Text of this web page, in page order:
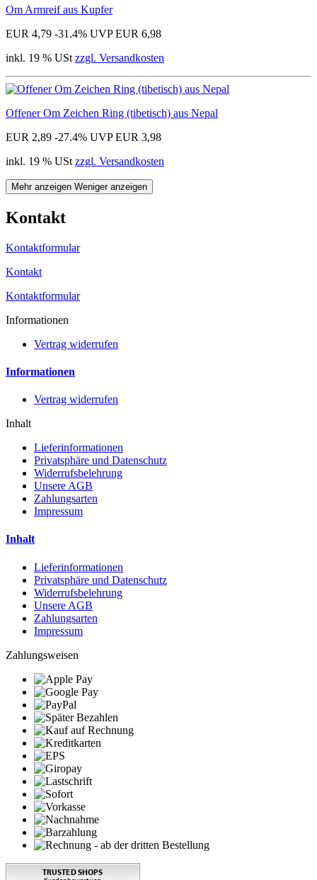
Om Armreif aus Kupfer
EUR 4,79 -31.4% UVP EUR 6,98
inkl. 19 % USt zzgl. Versandkosten
Offener Om Zeichen Ring (tibetisch) aus Nepal
EUR 2,89 -27.4% UVP EUR 3,98
inkl. 19 % USt zzgl. Versandkosten
Mehr anzeigen Weniger anzeigen
Kontakt
Kontaktformular
Kontakt
Kontaktformular
Informationen
Vertrag widerrufen
Informationen
Vertrag widerrufen
Inhalt
Lieferinformationen
Privatsphäre und Datenschutz
Widerrufsbelehrung
Unsere AGB
Zahlungsarten
Impressum
Inhalt
Lieferinformationen
Privatsphäre und Datenschutz
Widerrufsbelehrung
Unsere AGB
Zahlungsarten
Impressum
Zahlungsweisen